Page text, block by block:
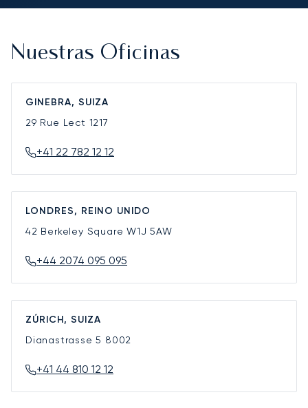
Nuestras Oficinas
GINEBRA, SUIZA
29 Rue Lect 1217
+41 22 782 12 12
LONDRES, REINO UNIDO
42 Berkeley SquareW1J 5AW
+44 2074 095 095
ZÚRICH, SUIZA
Dianastrasse 5 8002
+41 44 810 12 12